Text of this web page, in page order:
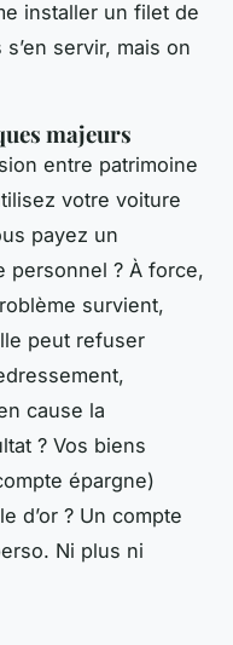
installer un filet de
servir, mais on
majeurs
entre patrimoine
votre voiture
payez un
personnel ? À force,
survient,
peut refuser
cause la
? Vos biens
épargne)
d’or ? Un compte
Ni plus ni